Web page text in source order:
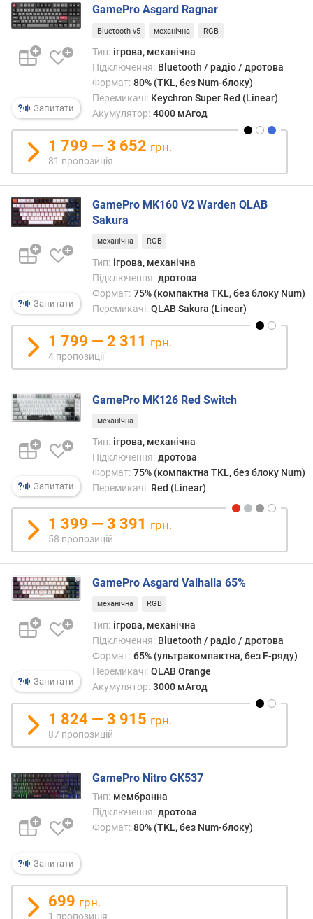
а
в
ш
п
а
і
ш
к
о
н
р
у
к
ц
і
я
л
а
і
ш
т
и
п
п
е
р
е
м
к
а
в
и
н
и
к
п
р
е
м
и
к
Запитати
GamePro Asgard Ragnar
Bluetooth v5 механічна RGB
Тип: ігрова, механічна
Підключення: Bluetooth / радіо / дротова
Формат: 80% (TKL, без Num-блоку)
Перемикачі: Keychron Super Red (Linear)
Акумулятор: 4000 мАгод
1 799 — 3 652 грн.
81 пропозиція
Запитати
GamePro MK160 V2 Warden QLAB
Sakura
механічна RGB
Тип: ігрова, механічна
Підключення: дротова
Формат: 75% (компактна TKL, без блоку Num)
Перемикачі: QLAB Sakura (Linear)
1 799 — 2 311 грн.
4 пропозиції
Запитати
GamePro MK126 Red Switch
механічна
Тип: ігрова, механічна
Підключення: дротова
Формат: 75% (компактна TKL, без блоку Num)
Перемикачі: Red (Linear)
1 399 — 3 391 грн.
58 пропозицій
Запитати
GamePro Asgard Valhalla 65%
механічна RGB
Тип: ігрова, механічна
Підключення: Bluetooth / радіо / дротова
Формат: 65% (ультракомпактна, без F-ряду)
Перемикачі: QLAB Orange
Акумулятор: 3000 мАгод
1 824 — 3 915 грн.
87 пропозицій
Запитати
GamePro Nitro GK537
Тип: мембранна
Підключення: дротова
Формат: 80% (TKL, без Num-блоку)
699 грн.
1 пропозиція